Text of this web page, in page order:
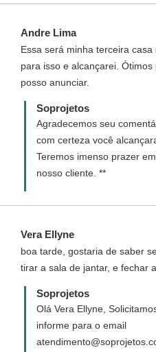
Andre Lima
Essa será minha terceira
para isso e alcançarei.
posso anunciar.
Soprojetos
Agradecemos seu
com certeza você
Teremos imenso prazer
nosso cliente. **
Vera Ellyne
boa tarde, gostaria de saber
tirar a sala de jantar, e fechar
Soprojetos
Olá Vera Ellyne,
informe para o email